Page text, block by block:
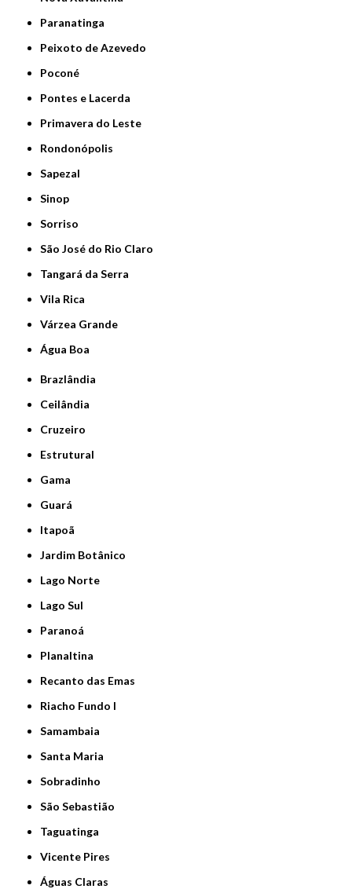
Paranatinga
Peixoto de Azevedo
Poconé
Pontes e Lacerda
Primavera do Leste
Rondonópolis
Sapezal
Sinop
Sorriso
São José do Rio Claro
Tangará da Serra
Vila Rica
Várzea Grande
Água Boa
Brazlândia
Ceilândia
Cruzeiro
Estrutural
Gama
Guará
Itapoã
Jardim Botânico
Lago Norte
Lago Sul
Paranoá
Planaltina
Recanto das Emas
Riacho Fundo I
Samambaia
Santa Maria
Sobradinho
São Sebastião
Taguatinga
Vicente Pires
Águas Claras